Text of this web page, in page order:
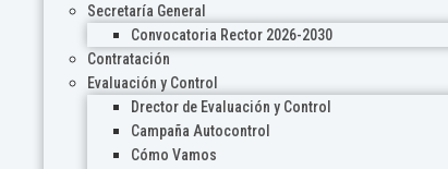
Secretaría General
Convocatoria Rector 2026-2030
Contratación
Evaluación y Control
Drector de Evaluación y Control
Campaña Autocontrol
Cómo Vamos